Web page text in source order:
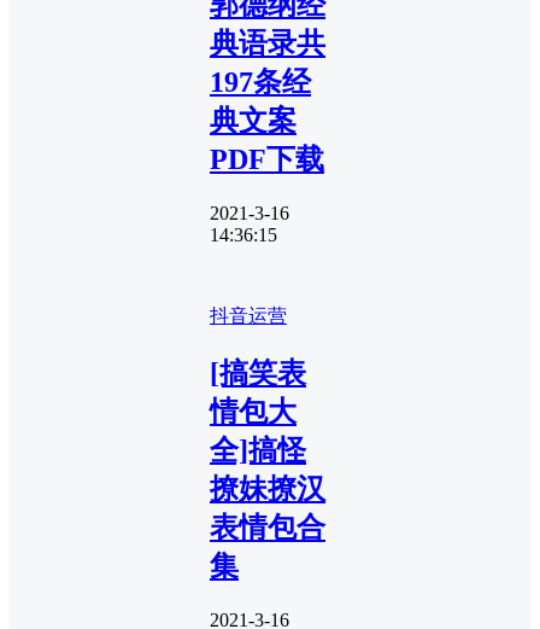
典语录共
197条经
典文案
PDF下载
2021-3-16
14:36:15
抖音运营
[搞笑表
情包大
全]搞怪
撩妹撩汉
表情包合
集
2021-3-16